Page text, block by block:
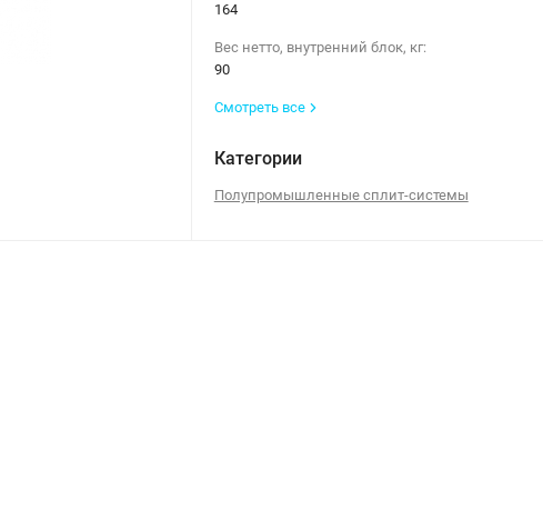
164
Вес нетто, внутренний блок, кг:
90
Смотреть все
Категории
Полупромышленные сплит-системы